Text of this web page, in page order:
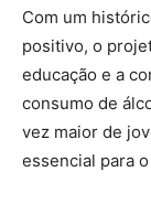
Com um
positivo, o
educação e a
consumo de
vez maior de
essencial para